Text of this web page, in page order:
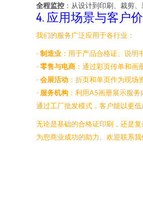
全程监控 ：从设计到印刷、裁剪
4. 应用场景与客户
我们的服务广泛应用于各行业：
- 制造业 ：用于产品合格证、说明
- 零售与电商 ：通过彩页传单和画
- 会展活动 ：折页和单页作为现场
- 服务机构 ：利用A5画册展示服务
通过工厂批发模式，客户能以更
无论是基础的合格证印刷，还是
为您商业成功的助力。欢迎联系